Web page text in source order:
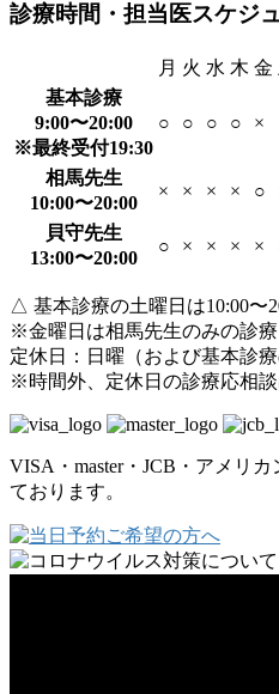
診療時間・担当医スケジ
月 火 水 木 金
基本診療
9:00〜20:00
※最終受付19:30
○ ○ ○ ○ ×
相馬先生
10:00〜20:00
× × × × ○
貝守先生
13:00〜20:00
○ × × × ×
△ 基本診療の土曜日は10:00〜
※金曜日は相馬先生のみの診療
定休日：日曜（および基本診療
※時間外、定休日の診療応相談
VISA・master・JCB・アメリ
ております。